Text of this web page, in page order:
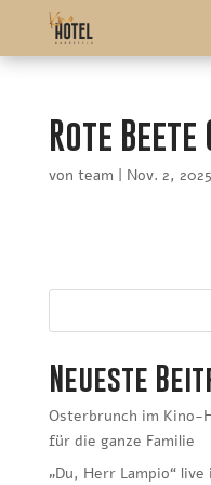
Rote
von team | Nov. 2, 2025
Neueste
Osterbrunch im Kino-
für die ganze Familie
„Du, Herr Lampio“